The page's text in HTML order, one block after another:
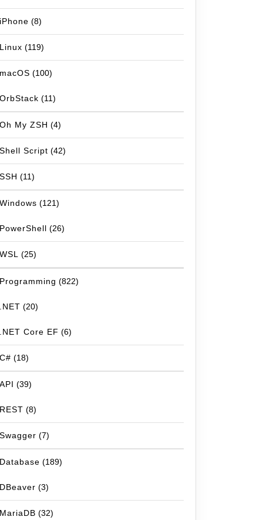
iPhone (8)
Linux (119)
macOS (100)
OrbStack (11)
Oh My ZSH (4)
Shell Script (42)
SSH (11)
Windows (121)
PowerShell (26)
WSL (25)
Programming (822)
.NET (20)
.NET Core EF (6)
C# (18)
API (39)
REST (8)
Swagger (7)
Database (189)
DBeaver (3)
MariaDB (32)